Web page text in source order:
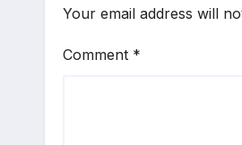
Your email address will
Comment *